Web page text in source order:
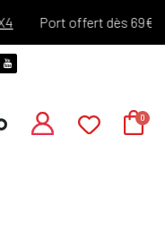
Port offert dès 69€